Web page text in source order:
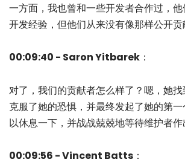
一方面，我也曾和一些开发者合作过，
开发经验，但他们从来没有像那样公开贡
00:09:40 - Saron Yitbarek ：
对了，我们的贡献者怎么样了？嗯，她
克服了她的恐惧，并最终发起了她的第
以休息一下，并战战兢兢地等待维护者作
00:09:56 - Vincent Batts ：